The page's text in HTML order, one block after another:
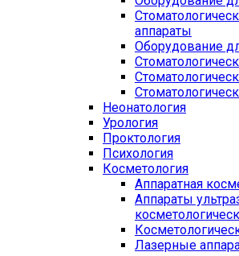
аппараты
Оборудование
Неонатология
Урология
Проктология
Психология
Косметология
Аппаратная
Аппараты
Лазерные